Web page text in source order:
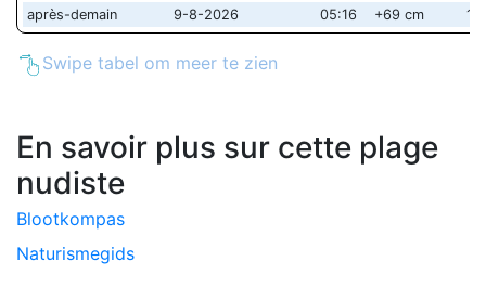
après-demain
9-8-2026 05:16 +69 cm
Swipe tabel om meer te zien
En savoir plus sur cette plage
nudiste
Blootkompas
Naturismegids